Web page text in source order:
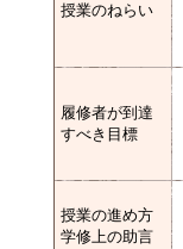
授業のねらい
履修者が到達
すべき目標
授業の進め方
学修上の助言